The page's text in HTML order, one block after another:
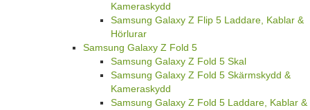
Kameraskydd
Samsung Galaxy Z Flip 5 Laddare, Kablar &
Hörlurar
Samsung Galaxy Z Fold 5
Samsung Galaxy Z Fold 5 Skal
Samsung Galaxy Z Fold 5 Skärmskydd &
Kameraskydd
Samsung Galaxy Z Fold 5 Laddare, Kablar &